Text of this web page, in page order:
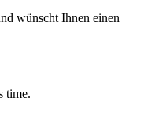
wünscht Ihnen einen
time.